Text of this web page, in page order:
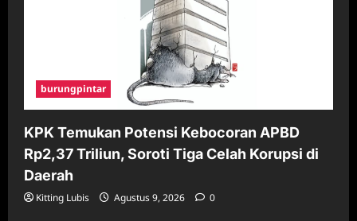
burungpintar
KPK Temukan Potensi Kebocoran APBD
Rp2,37 Triliun, Soroti Tiga Celah Korupsi di
Daerah
Kitting Lubis Agustus 9, 2026 0